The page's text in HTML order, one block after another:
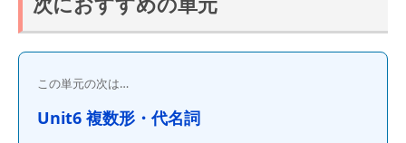
この単元の次は…
Unit6 複数形・代名詞